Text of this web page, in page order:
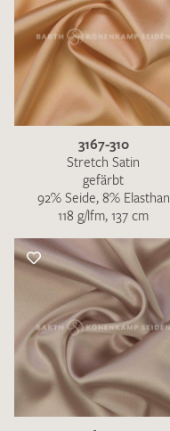
3167-310
Stretch Satin
gefärbt
92% Seide, 8% Elasthan
118 g/lfm, 137 cm